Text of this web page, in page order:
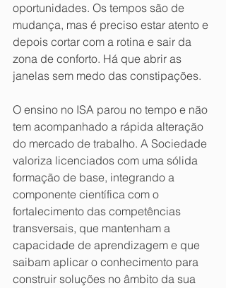
oportunidades. Os tempos são de
mudança, mas é preciso estar atento e
depois cortar com a rotina e sair da
zona de conforto. Há que abrir as
janelas sem medo das constipações.
O ensino no ISA parou no tempo e não
tem acompanhado a rápida alteração
do mercado de trabalho. A Sociedade
valoriza licenciados com uma sólida
formação de base, integrando a
componente científica com o
fortalecimento das competências
transversais, que mantenham a
capacidade de aprendizagem e que
saibam aplicar o conhecimento para
construir soluções no âmbito da sua